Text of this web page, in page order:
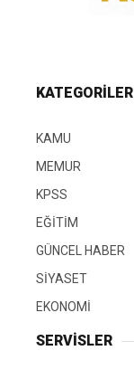
KATEGORİLER
KAMU
MEMUR
KPSS
EĞİTİM
GÜNCEL HABER
SİYASET
EKONOMİ
SERVİSLER